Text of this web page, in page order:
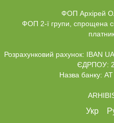
ФОП Архірей
ФОП 2-ї групи, спрощена
Розрахунковий рахунок: IBAN
ЄДРПОУ:
Назва банку:
Укр